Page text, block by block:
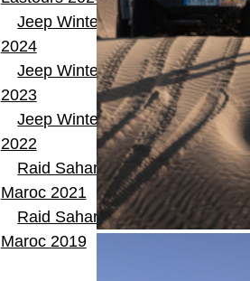
Jeep Winter Tour
2024
Jeep Winter Tour
2023
Jeep Winter Tour
2022
Raid Sahara Tour
Maroc 2021
Raid Sahara Tour
Maroc 2019